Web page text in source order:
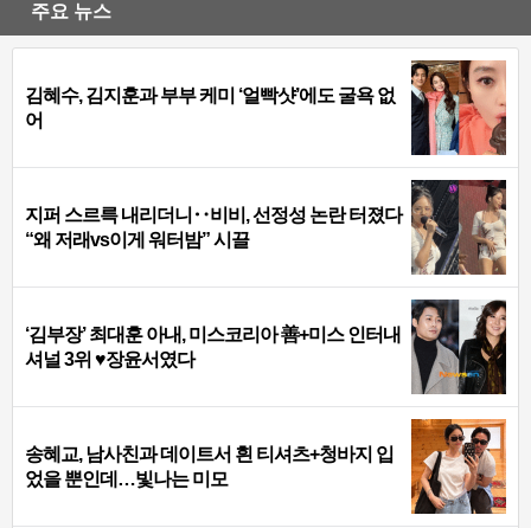
주요 뉴스
김혜수, 김지훈과 부부 케미 ‘얼빡샷’에도 굴욕 없
어
지퍼 스르륵 내리더니‥비비, 선정성 논란 터졌다
“왜 저래vs이게 워터밤” 시끌
‘김부장’ 최대훈 아내, 미스코리아 善+미스 인터내
셔널 3위 ♥장윤서였다
송혜교, 남사친과 데이트서 흰 티셔츠+청바지 입
었을 뿐인데…빛나는 미모